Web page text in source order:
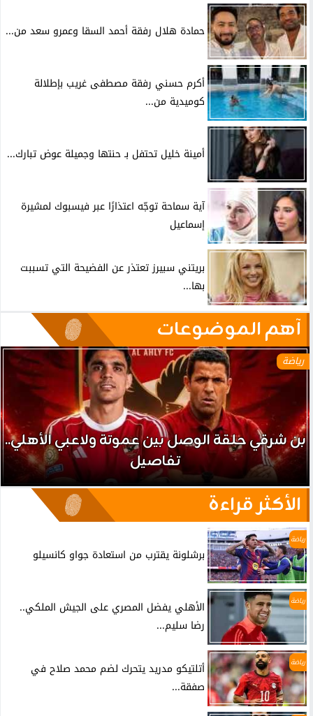
حمادة هلال رفقة أحمد السقا وعمرو سعد من...
أكرم حسني رفقة مصطفى غريب بإطلالة
كوميدية من...
أمينة خليل تحتفل بـ حنتها وجميلة عوض تبارك...
آية سماحة توجّه اعتذارًا عبر فيسبوك لمشيرة
إسماعيل
بريتني سبيرز تعتذر عن الفضيحة التي تسببت
بها...
آهم الموضوعات
رياضة
بن شرقي حلقة الوصل بين عموتة ولاعبي الأهلي..
تفاصيل
الأكثر قراءة
رياضة
برشلونة يقترب من استعادة جواو كانسيلو
رياضة
الأهلي يفضل المصري على الجيش الملكي..
رضا سليم...
رياضة
أتلتيكو مدريد يتحرك لضم محمد صلاح في
صفقة...